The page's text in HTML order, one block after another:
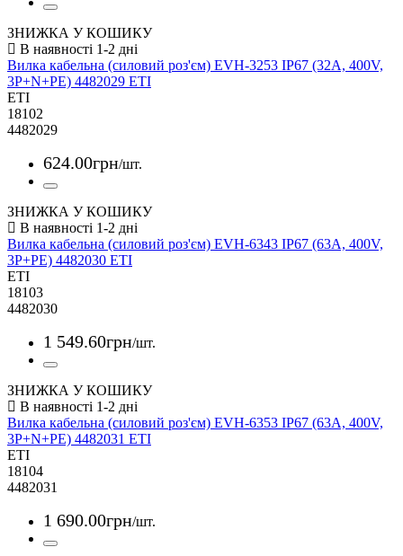
ЗНИЖКА У КОШИКУ
Вилка кабельна (силовий роз'єм) EVH-3253 IP67 (32A, 400V,
3P+N+PE) 4482029 ETI
ETI
18102
4482029
624.00грн/шт.
ЗНИЖКА У КОШИКУ
Вилка кабельна (силовий роз'єм) EVH-6343 IP67 (63A, 400V,
3P+PE) 4482030 ETI
ETI
18103
4482030
1 549.60грн/шт.
ЗНИЖКА У КОШИКУ
Вилка кабельна (силовий роз'єм) EVH-6353 IP67 (63A, 400V,
3P+N+PE) 4482031 ETI
ETI
18104
4482031
1 690.00грн/шт.